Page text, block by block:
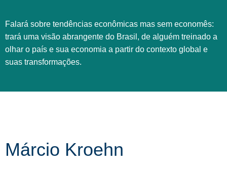
Falará sobre tendências econômicas mas sem economês:
trará uma visão abrangente do Brasil, de alguém treinado a
olhar o país e sua economia a partir do contexto global e
suas transformações.
Márcio Kroehn